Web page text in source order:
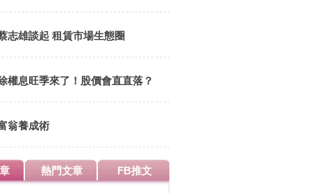
的提款機
志雄談起 租賃市場生態圈
權息旺季來了！股價會直直落？
翁養成術
熱門文章 FB推文